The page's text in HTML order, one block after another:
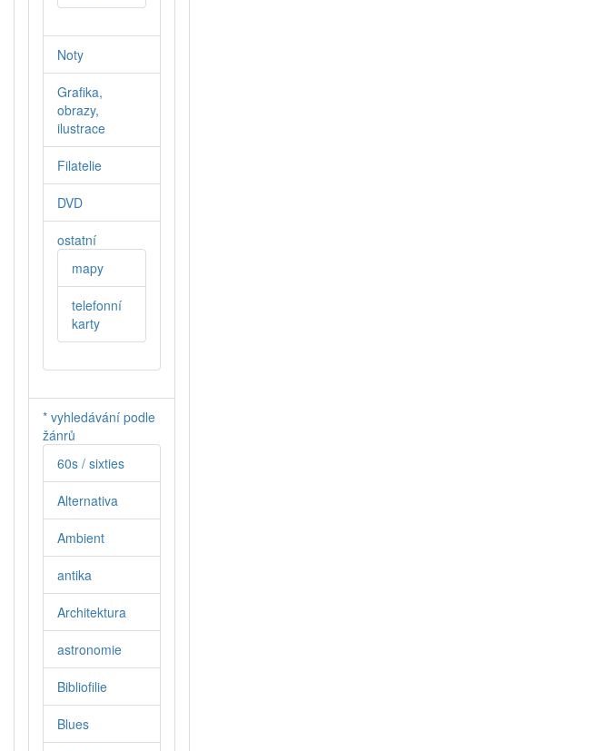
Noty
Grafika,
obrazy,
ilustrace
Filatelie
DVD
ostatní
mapy
telefonní
karty
* vyhledávání podle
žánrů
60s / sixties
Alternativa
Ambient
antika
Architektura
astronomie
Bibliofilie
Blues